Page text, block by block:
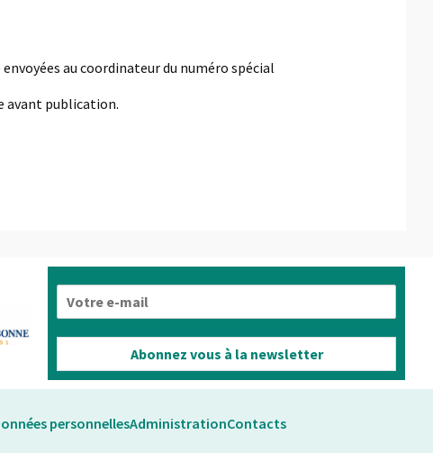
au coordinateur du numéro spécial
avant publication.
l
Abonnez vous à la newsletter
personnellesAdministrationContacts